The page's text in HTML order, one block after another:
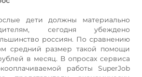
дети должны материально
сегодня убеждено
россиян. По сравнению
средний размер такой помощи
в месяц. В опросах сервиса
работы SuperJob